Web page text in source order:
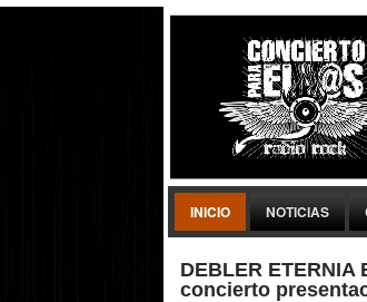
INICIO NOTICIAS
DEBLER
concierto